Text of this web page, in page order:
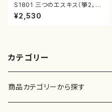
S1801 三つのエスキス（箏2，1
7/清水 脩/楽譜）
¥2,530
カテゴリー
商品カテゴリーから探す